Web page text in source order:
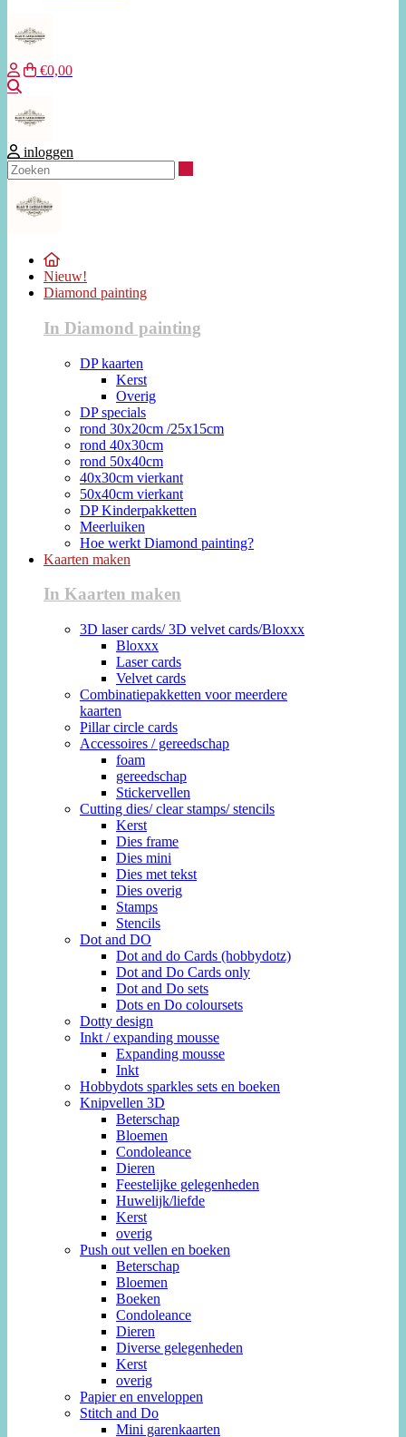
€0,00
inloggen
Nieuw!
Diamond painting
In Diamond painting
DP kaarten
Kerst
Overig
DP specials
rond 30x20cm /25x15cm
rond 40x30cm
rond 50x40cm
40x30cm vierkant
50x40cm vierkant
DP Kinderpakketten
Meerluiken
Hoe werkt Diamond painting?
Kaarten maken
In Kaarten maken
3D laser cards/ 3D velvet cards/Bloxxx
Bloxxx
Laser cards
Velvet cards
Combinatiepakketten voor meerdere
kaarten
Pillar circle cards
Accessoires / gereedschap
foam
gereedschap
Stickervellen
Cutting dies/ clear stamps/ stencils
Kerst
Dies frame
Dies mini
Dies met tekst
Dies overig
Stamps
Stencils
Dot and DO
Dot and do Cards (hobbydotz)
Dot and Do Cards only
Dot and Do sets
Dots en Do coloursets
Dotty design
Inkt / expanding mousse
Expanding mousse
Inkt
Hobbydots sparkles sets en boeken
Knipvellen 3D
Beterschap
Bloemen
Condoleance
Dieren
Feestelijke gelegenheden
Huwelijk/liefde
Kerst
overig
Push out vellen en boeken
Beterschap
Bloemen
Boeken
Condoleance
Dieren
Diverse gelegenheden
Kerst
overig
Papier en enveloppen
Stitch and Do
Mini garenkaarten